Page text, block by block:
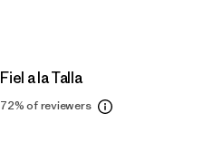
Fiel a la Talla
72%of reviewers